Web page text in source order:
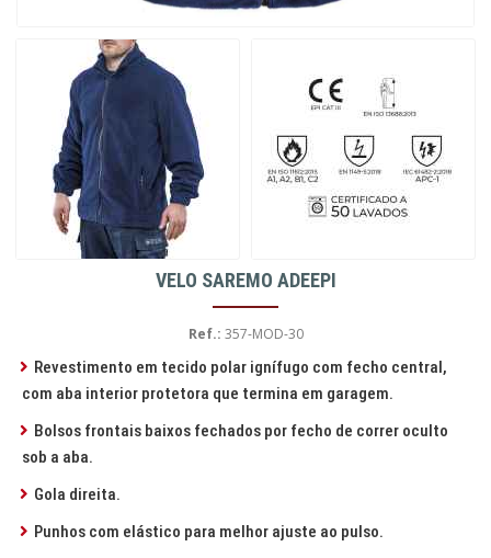
VELO SAREMO ADEEPI
Ref.: 357-MOD-30
Revestimento em tecido polar ignífugo com fecho central,
com aba interior protetora que termina em garagem.
Bolsos frontais baixos fechados por fecho de correr oculto
sob a aba.
Gola direita.
Punhos com elástico para melhor ajuste ao pulso.